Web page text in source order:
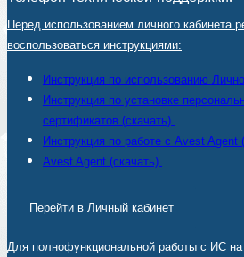
Перед использованием личного кабинета
воспользоваться инструкциями:
Инструкция по использованию
Инструкция по установке
сертификатов (скачать).
Инструкция по работе с Avest Agent
Avest Agent (скачать).
Перейти в Личный кабинет
Для полнофункциональной работы с ИС